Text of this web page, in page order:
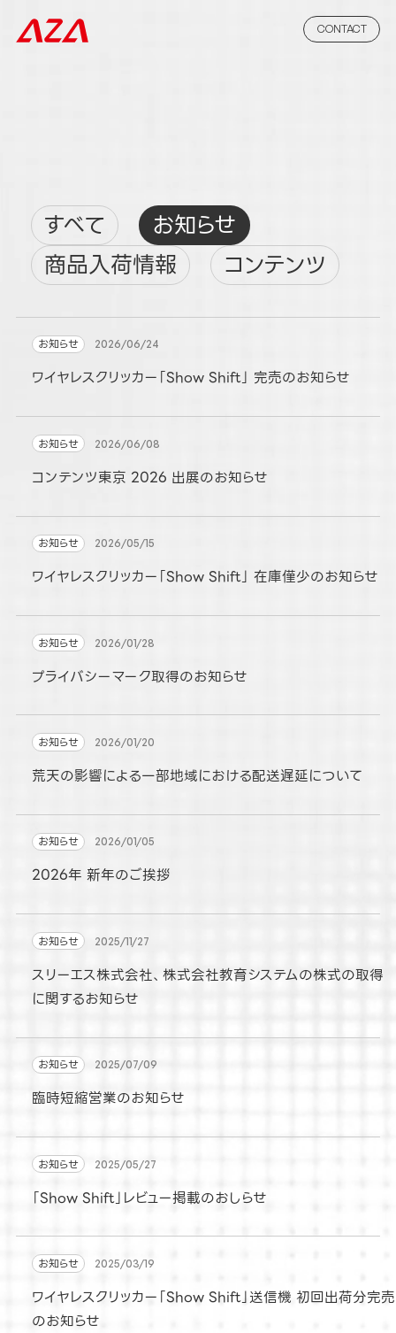
CONTACT
すべて
お知らせ
商品入荷情報
コンテンツ
お知らせ 2026/06/24
ワイヤレスクリッカー「Show Shift」 完売のお知らせ
お知らせ 2026/06/08
コンテンツ東京 2026 出展のお知らせ
お知らせ 2026/05/15
ワイヤレスクリッカー「Show Shift」 在庫僅少のお知らせ
お知らせ 2026/01/28
プライバシーマーク取得のお知らせ
お知らせ 2026/01/20
荒天の影響による一部地域における配送遅延について
お知らせ 2026/01/05
2026年 新年のご挨拶
お知らせ 2025/11/27
スリーエス株式会社、株式会社教育システムの株式の取得
に関するお知らせ
お知らせ 2025/07/09
臨時短縮営業のお知らせ
お知らせ 2025/05/27
「Show Shift」レビュー掲載のおしらせ
お知らせ 2025/03/19
ワイヤレスクリッカー「Show Shift」送信機 初回出荷分完売
のお知らせ